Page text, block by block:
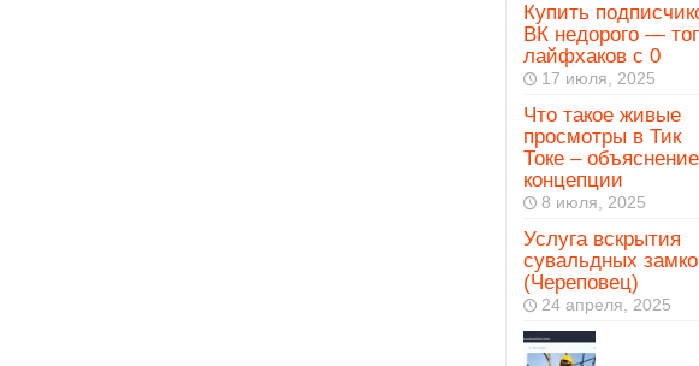
Купить
ВК недорого —
лайфхаков с 0
17 июля, 2025
Что такое живые
просмотры в Тик
Токе – объяснение
концепции
8 июля, 2025
Услуга вскрытия
сувальдных
(Череповец)
24 апреля, 2025